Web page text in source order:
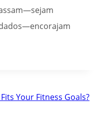
Your Fitness Goals?